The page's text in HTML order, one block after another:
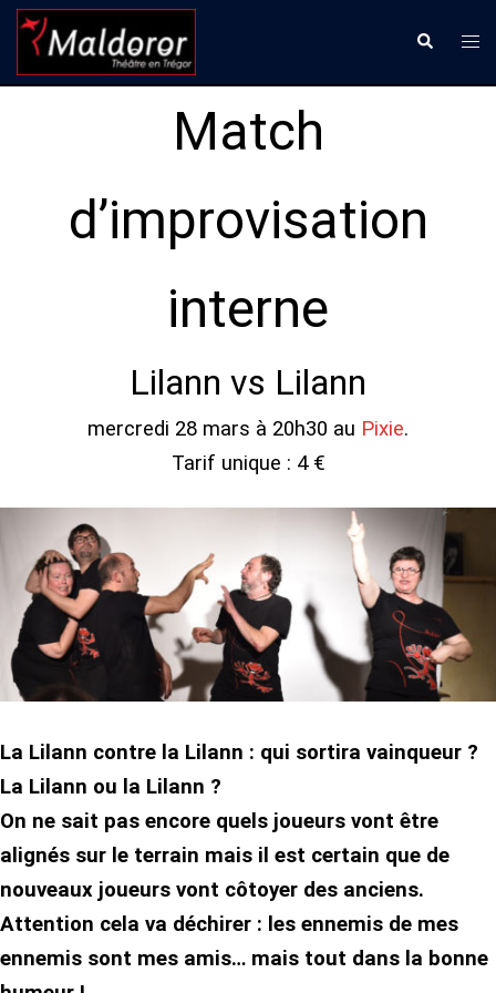
Aller
contenu
Match
d’improvisation
interne
Lilann vs Lilann
mercredi 28 mars à 20h30 au Pixie.
Tarif unique : 4 €
La Lilann contre la Lilann : qui sortira vainqueur ?
La Lilann ou la Lilann ?
On ne sait pas encore quels joueurs vont être
alignés sur le terrain mais il est certain que de
nouveaux joueurs vont côtoyer des anciens.
Attention cela va déchirer : les ennemis de mes
ennemis sont mes amis… mais tout dans la bonne